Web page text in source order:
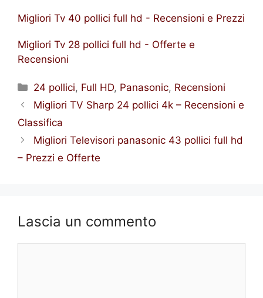
Migliori Tv 40 pollici full hd - Recensioni e Prezzi
Migliori Tv 28 pollici full hd - Offerte e
Recensioni
Categorie
24 pollici, Full HD, Panasonic, Recensioni
Migliori TV Sharp 24 pollici 4k – Recensioni e
Classifica
Migliori Televisori panasonic 43 pollici full hd
– Prezzi e Offerte
Lascia un commento